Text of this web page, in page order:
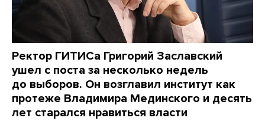
Ректор ГИТИСа Григорий Заславский
ушел с поста за несколько недель
до выборов. Он возглавил институт как
протеже Владимира Мединского и десять
лет старался нравиться власти